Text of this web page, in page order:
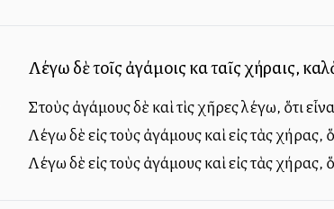
Λέγω δὲ τοῖς ἀγάμοις καὶ ταῖς χήραις,
Στοὺς ἀγάμους δὲ καὶ τὶς χῆρες λέγω, ὅτι
Λέγω δὲ εἰς τοὺς ἀγάμους καὶ εἰς τὰς
Λέγω δὲ εἰς τοὺς ἀγάμους καὶ εἰς τὰς